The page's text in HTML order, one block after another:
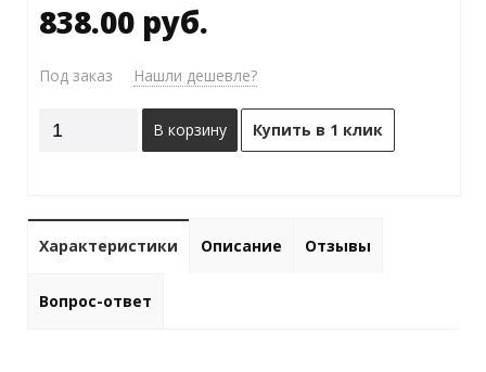
838.00 руб.
Под заказ Нашли дешевле?
В корзину Купить в 1 клик
Характеристики Описание Отзывы
Вопрос-ответ